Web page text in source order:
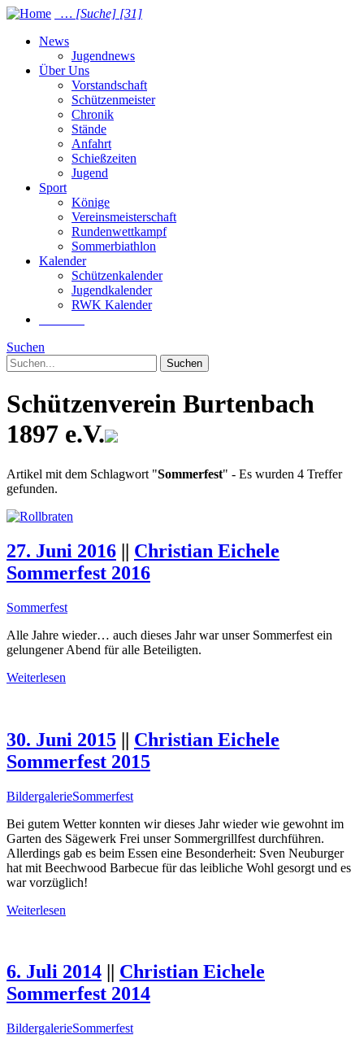
… [Suche] [31]
News
Jugendnews
Über Uns
Vorstandschaft
Schützenmeister
Chronik
Stände
Anfahrt
Schießzeiten
Jugend
Sport
Könige
Vereinsmeisterschaft
Rundenwettkampf
Sommer­biathlon
Kalender
Schützenkalender
Jugendkalender
RWK Kalender
Suchen
Suchen
Schützenverein Burtenbach
1897 e.V.
Artikel mit dem Schlagwort "Sommerfest" - Es wurden 4 Treffer
gefunden.
27. Juni 2016 || Christian Eichele
Sommerfest 2016
Sommerfest
Alle Jahre wieder… auch dieses Jahr war unser Sommerfest ein
gelungener Abend für alle Beteiligten.
Weiterlesen
30. Juni 2015 || Christian Eichele
Sommerfest 2015
BildergalerieSommerfest
Bei gutem Wetter konnten wir dieses Jahr wieder wie gewohnt im
Garten des Sägewerk Frei unser Sommergrillfest durchführen.
Allerdings gab es beim Essen eine Besonderheit: Sven Neuburger
hat mit Beechwood Barbecue für das leibliche Wohl gesorgt und es
war vorzüglich!
Weiterlesen
6. Juli 2014
Christian Eichele
Sommerfest 2014
BildergalerieSommerfest